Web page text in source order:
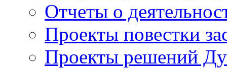
Отчеты о
Проекты повестки
Проекты решений